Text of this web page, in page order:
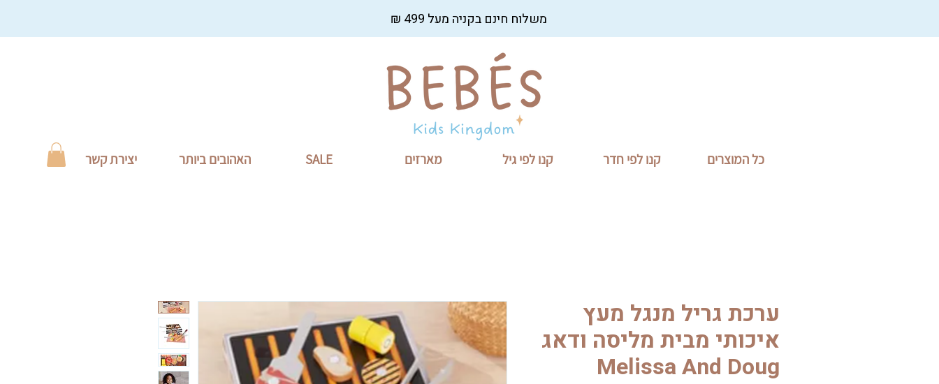
משלוח חינם בקניה מעל 499 ₪
כל המוצרים קנו לפי חדר קנו לפי גיל מארזים SALE האהובים ביותר יצירת קשר
ערכת גריל מנגל מעץ
איכותי מבית מליסה ודאג
Melissa And Doug